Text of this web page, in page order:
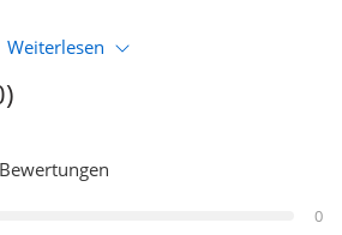
Weiterlesen
0